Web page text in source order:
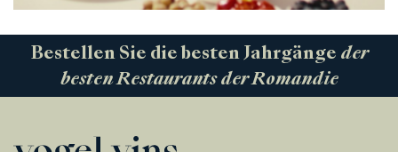
Bestellen Sie die besten Jahrgänge der
besten Restaurants der Romandie